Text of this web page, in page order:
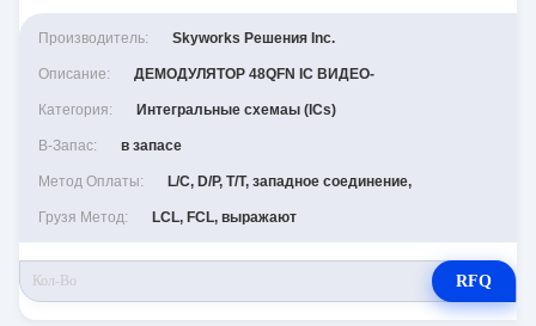
Производитель: Skyworks Решения Inc.
Описание: ДЕМОДУЛЯТОР 48QFN IC ВИДЕО-
Категория: Интегральные схемаы (ICs)
В-Запас: в запасе
Метод Оплаты: L/C, D/P, T/T, западное соединение,
Грузя Метод: LCL, FCL, выражают
RFQ